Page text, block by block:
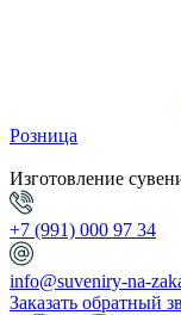
Розница
Изготовление
+7 (991) 000 97 34
info@suveniry-na-
Заказать обратный